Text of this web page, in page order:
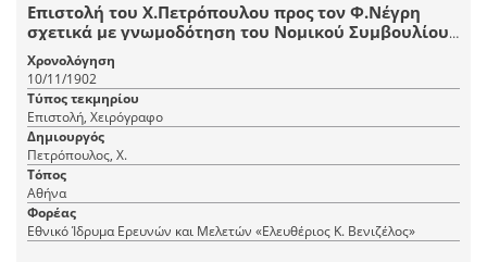
Επιστολή του Χ.Πετρόπουλου προς τον Φ.Νέγρη
σχετικά με γνωμοδότηση του Νομικού Συμβουλίου
για το διορισμό και προαγωγή των δημοσίων
υπαλλήλων της Κρητικής Πολιτείας.
Χρονολόγηση
10/11/1902
Τύπος τεκμηρίου
Επιστολή, Χειρόγραφο
Δημιουργός
Πετρόπουλος, Χ.
Τόπος
Αθήνα
Φορέας
Εθνικό Ίδρυμα Ερευνών και Μελετών «Ελευθέριος Κ. Βενιζέλος»